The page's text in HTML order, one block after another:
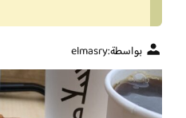
بواسطة:elmasry